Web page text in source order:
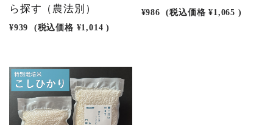
ら探す（農法別）
¥939 (税込価格 ¥1,014 )
¥986 (税込価格 ¥1,065 )